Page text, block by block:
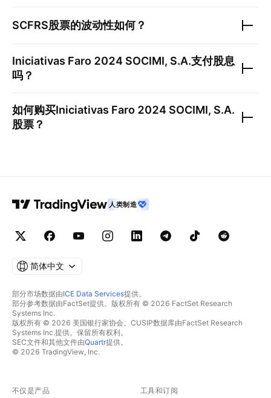
SCFRS股票的波动性如何？
Iniciativas Faro 2024 SOCIMI, S.A.支付股息
吗？
如何购买Iniciativas Faro 2024 SOCIMI, S.A.
股票？
人类制造
简体中文
部分市场数据由ICE Data Services提供。
部分参考数据由FactSet提供。版权所有 © 2026 FactSet Research
Systems Inc.
版权所有 © 2026 美国银行家协会。CUSIP数据库由FactSet Research
Systems Inc.提供。保留所有权利。
SEC文件和其他文件由Quartr提供。
© 2026 TradingView, Inc.
不仅是产品 工具和订阅